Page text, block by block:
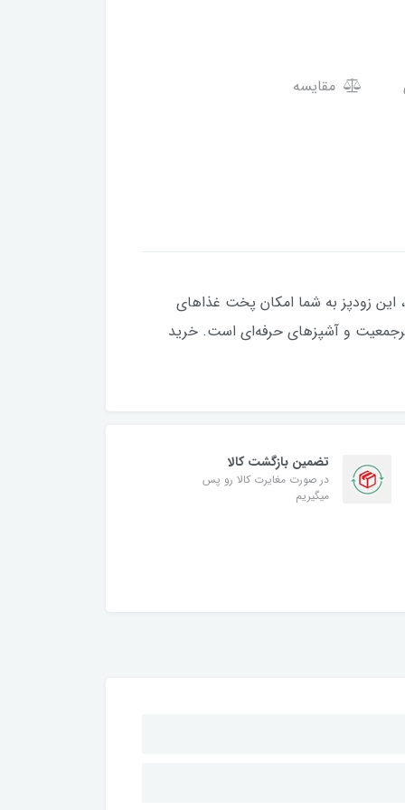
مقایسه
مدرن، این زودپز به شما امکان پخت غذاهای
پرجمعیت و آشپزهای حرفه‌ای است. خرید
تضمین بازگشت کالا
در صورت مغایرت کالا رو پس
میگیریم